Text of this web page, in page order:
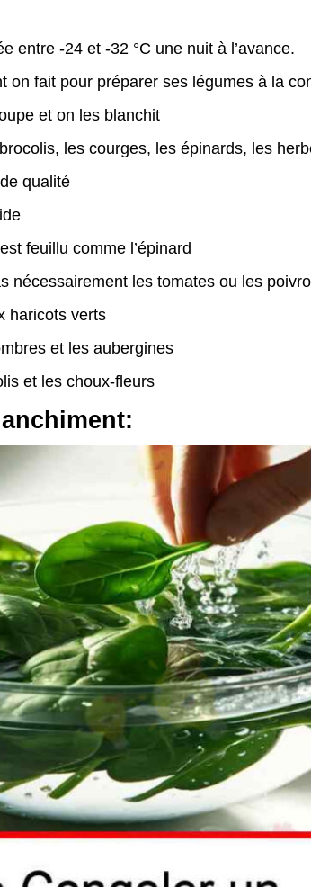
entre -24 et -32 °C une nuit à l’avance.
on fait pour préparer ses légumes à la
et on les blanchit
les courges, les épinards, les
qualité
feuillu comme l’épinard
nécessairement les tomates ou les
haricots verts
et les aubergines
et les choux-fleurs